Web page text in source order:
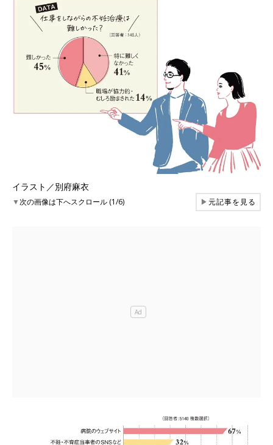
イラスト／別府麻衣
▼次の画像は下へスクロール (1/6) ▶元記事を見る